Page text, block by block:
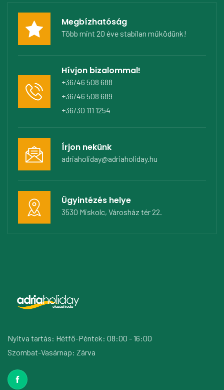
Megbízhatóság
Több mint 20 éve stabilan működünk!
Hívjon bizalommal!
+36/46 508 688
+36/46 508 689
+36/30 111 1254
Írjon nekünk
adriaholiday@adriaholiday.hu
Ügyintézés helye
3530 Miskolc, Városház tér 22.
Nyitva tartás: Hétfő-Péntek: 08:00 - 16:00
Szombat-Vasárnap: Zárva